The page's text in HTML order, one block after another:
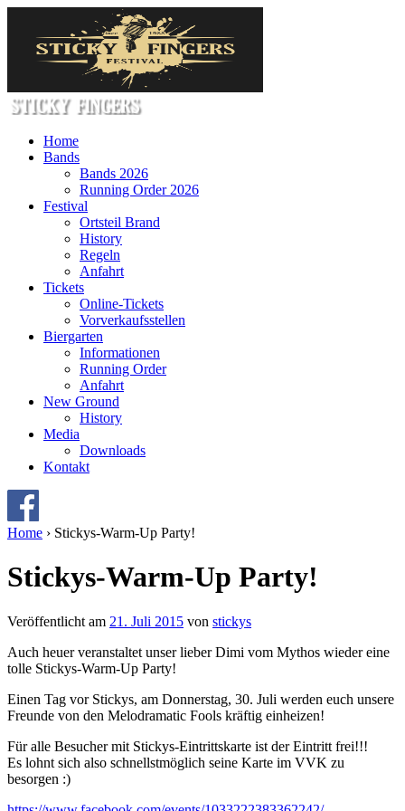
Home
Bands
Bands 2026
Running Order 2026
Festival
Ortsteil Brand
History
Regeln
Anfahrt
Tickets
Online-Tickets
Vorverkaufsstellen
Biergarten
Informationen
Running Order
Anfahrt
New Ground
History
Media
Downloads
Kontakt
Home › Stickys-Warm-Up Party!
Stickys-Warm-Up Party!
Veröffentlicht am 21. Juli 2015 von stickys
Auch heuer veranstaltet unser lieber Dimi vom Mythos wieder eine
tolle Stickys-Warm-Up Party!
Einen Tag vor Stickys, am Donnerstag, 30. Juli werden euch unsere
Freunde von den Melodramatic Fools kräftig einheizen!
Für alle Besucher mit Stickys-Eintrittskarte ist der Eintritt frei!!!
Es lohnt sich also schnellstmöglich seine Karte im VVK zu
besorgen :)